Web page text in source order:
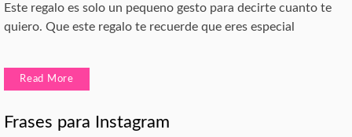
Este regalo es solo un pequeno gesto para decirte cuanto te
quiero. Que este regalo te recuerde que eres especial
Read More
Frases para Instagram